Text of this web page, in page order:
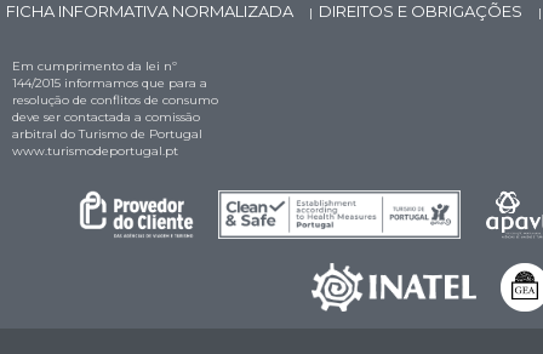
FICHA INFORMATIVA NORMALIZADA | DIREITOS E OBRIGAÇÕES |
Em cumprimento da lei nº
144/2015 informamos que para a
resolução de conflitos de consumo
deve ser contactada a comissão
arbitral do Turismo de Portugal
www.turismodeportugal.pt